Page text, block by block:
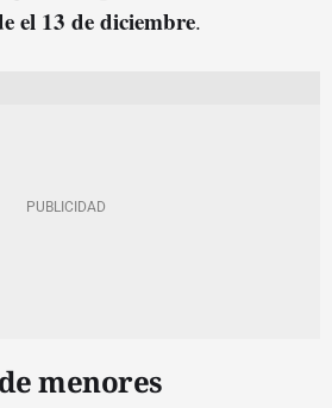
el 13 de diciembre.
menores